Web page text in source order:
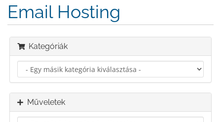
Email Hosting
Kategóriák
Műveletek